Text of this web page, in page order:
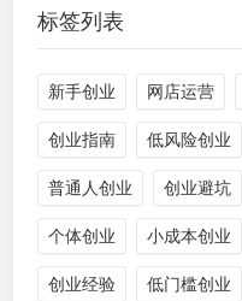
标签列表
新手创业 网店运营
创业指南 低风险创业
普通人创业 创业避坑
个体创业 小成本创业
创业经验 低门槛创业